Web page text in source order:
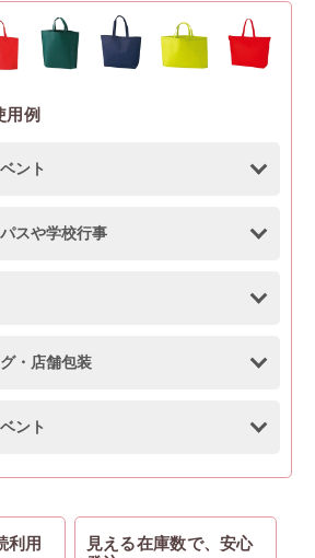
用例
ント
スや学校行事
・店舗包装
ント
利用
見える在庫数で、安心